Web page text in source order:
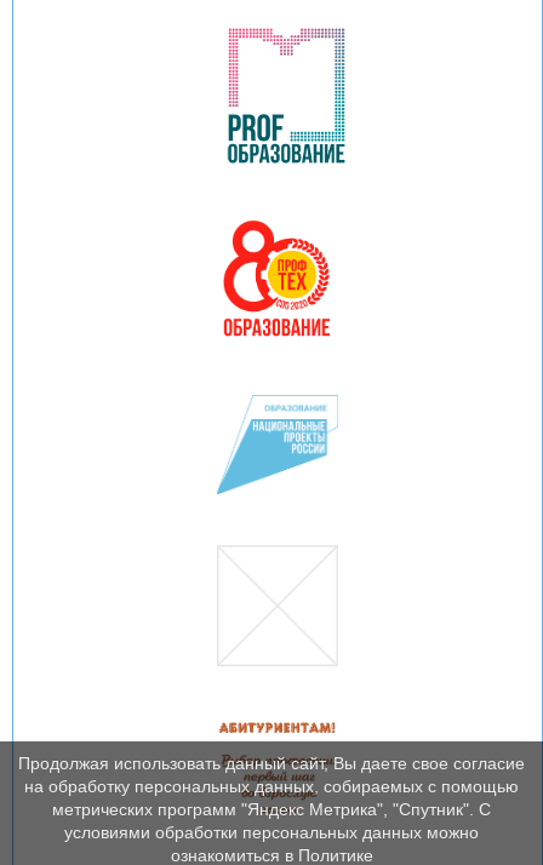
Продолжая использовать данный сайт, Вы даете свое согласие
на обработку персональных данных, собираемых с помощью
метрических программ "Яндекс Метрика", "Спутник". С
условиями обработки персональных данных можно
ознакомиться в Политике